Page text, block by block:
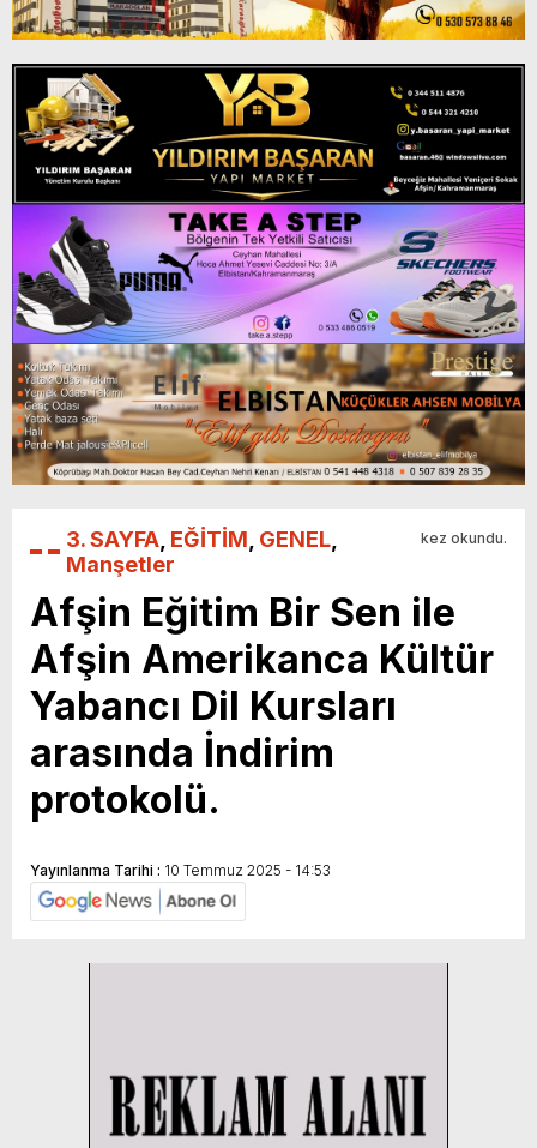
3. SAYFA EĞİTİM GENEL
Manşetler
kez okundu.
Afşin Eğitim Bir Sen ile
Afşin Amerikanca Kültür
Yabancı Dil Kursları
arasında İndirim
protokolü.
Yayınlanma Tarihi : 10 Temmuz 2025 - 14:53